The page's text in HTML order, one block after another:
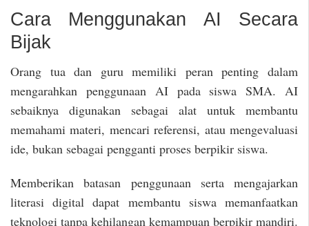
Cara Menggunakan AI Secara
Bijak
Orang tua dan guru memiliki peran penting dalam
mengarahkan penggunaan AI pada siswa SMA. AI
sebaiknya digunakan sebagai alat untuk membantu
memahami materi, mencari referensi, atau mengevaluasi
ide, bukan sebagai pengganti proses berpikir siswa.
Memberikan batasan penggunaan serta mengajarkan
literasi digital dapat membantu siswa memanfaatkan
teknologi tanpa kehilangan kemampuan berpikir mandiri.